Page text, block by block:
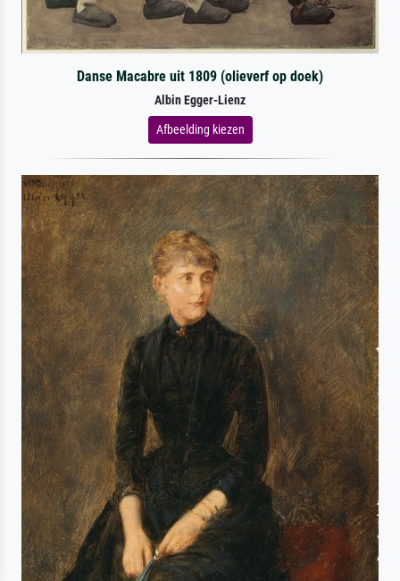
Danse Macabre uit 1809 (olieverf op doek)
Albin Egger-Lienz
Afbeelding kiezen